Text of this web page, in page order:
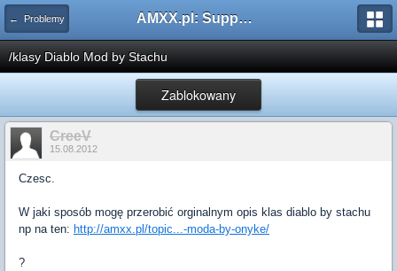
← Problemy AMXX.pl: Support AMX Mod X i SourceMod
/klasy Diablo Mod by Stachu
Zablokowany
CreeV
15.08.2012
Czesc.
W jaki sposób mogę przerobić orginalnym opis klas diablo by stachu
np na ten: http://amxx.pl/topic...-moda-by-onyke/
?